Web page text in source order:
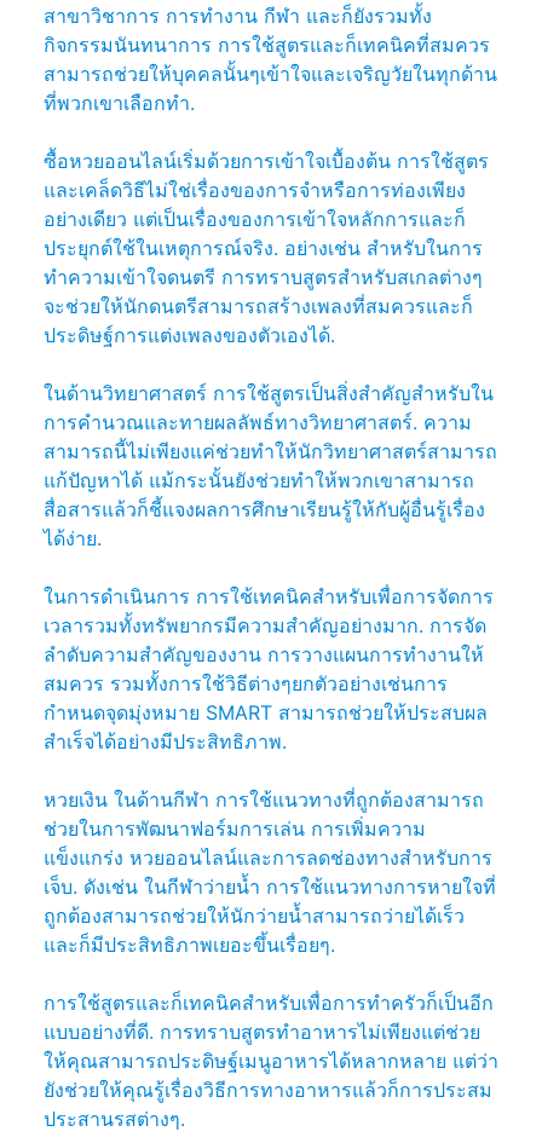
สาขาวิชาการ การทำงาน กีฬา และก็ยังรวมทั้ง
กิจกรรมนันทนาการ การใช้สูตรและก็เทคนิคที่สมควร
สามารถช่วยให้บุคคลนั้นๆเข้าใจและเจริญวัยในทุกด้าน
ที่พวกเขาเลือกทำ.
ซื้อหวยออนไลน์เริ่มด้วยการเข้าใจเบื้องต้น การใช้สูตร
และเคล็ดวิธีไม่ใช่เรื่องของการจำหรือการท่องเพียง
อย่างเดียว แต่เป็นเรื่องของการเข้าใจหลักการและก็
ประยุกต์ใช้ในเหตุการณ์จริง. อย่างเช่น สำหรับในการ
ทำความเข้าใจดนตรี การทราบสูตรสำหรับสเกลต่างๆ
จะช่วยให้นักดนตรีสามารถสร้างเพลงที่สมควรและก็
ประดิษฐ์การแต่งเพลงของตัวเองได้.
ในด้านวิทยาศาสตร์ การใช้สูตรเป็นสิ่งสำคัญสำหรับใน
การคำนวณและทายผลลัพธ์ทางวิทยาศาสตร์. ความ
สามารถนี้ไม่เพียงแค่ช่วยทำให้นักวิทยาศาสตร์สามารถ
แก้ปัญหาได้ แม้กระนั้นยังช่วยทำให้พวกเขาสามารถ
สื่อสารแล้วก็ชี้แจงผลการศึกษาเรียนรู้ให้กับผู้อื่นรู้เรื่อง
ได้ง่าย.
ในการดำเนินการ การใช้เทคนิคสำหรับเพื่อการจัดการ
เวลารวมทั้งทรัพยากรมีความสำคัญอย่างมาก. การจัด
ลำดับความสำคัญของงาน การวางแผนการทำงานให้
สมควร รวมทั้งการใช้วิธีต่างๆยกตัวอย่างเช่นการ
กำหนดจุดมุ่งหมาย SMART สามารถช่วยให้ประสบผล
สำเร็จได้อย่างมีประสิทธิภาพ.
หวยเงิน ในด้านกีฬา การใช้แนวทางที่ถูกต้องสามารถ
ช่วยในการพัฒนาฟอร์มการเล่น การเพิ่มความ
แข็งแกร่ง หวยออนไลน์และการลดช่องทางสำหรับการ
เจ็บ. ดังเช่น ในกีฬาว่ายน้ำ การใช้แนวทางการหายใจที่
ถูกต้องสามารถช่วยให้นักว่ายน้ำสามารถว่ายได้เร็ว
และก็มีประสิทธิภาพเยอะขึ้นเรื่อยๆ.
การใช้สูตรและก็เทคนิคสำหรับเพื่อการทำครัวก็เป็นอีก
แบบอย่างที่ดี. การทราบสูตรทำอาหารไม่เพียงแต่ช่วย
ให้คุณสามารถประดิษฐ์เมนูอาหารได้หลากหลาย แต่ว่า
ยังช่วยให้คุณรู้เรื่องวิธีการทางอาหารแล้วก็การประสม
ประสานรสต่างๆ.